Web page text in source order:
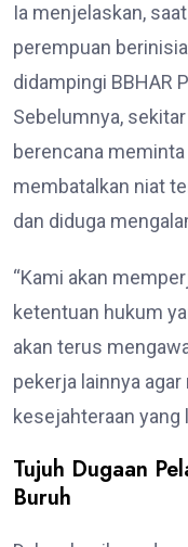
Ia menjelaskan,
perempuan
didampingi BBHAR
Sebelumnya,
berencana
membatalkan niat
dan diduga
“Kami akan
ketentuan hukum
akan terus
pekerja lainnya
kesejahteraan yang
Tujuh Dugaan
Buruh